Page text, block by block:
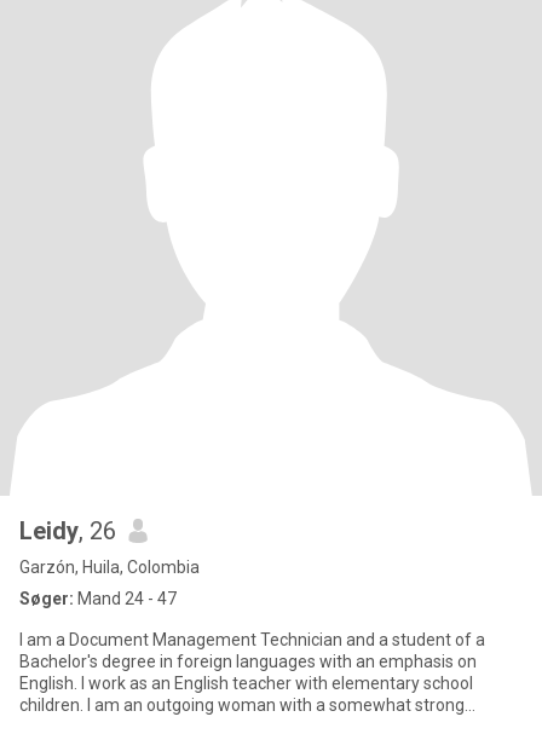
Leidy, 26
Garzón, Huila, Colombia
Søger: Mand 24 - 47
I am a Document Management Technician and a student of a
Bachelor's degree in foreign languages ​​with an emphasis on
English. I work as an English teacher with elementary school
children. I am an outgoing woman with a somewhat strong